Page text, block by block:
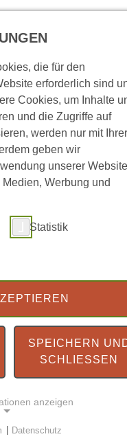
die für den
erforderlich sind
Cookies, um Inhalte
und die Zugriffe auf
werden nur mit Ihrer
geben wir
unserer
Werbung und
Statistik
SPEICHERN
SCHLIESSEN
anzeigen
Datenschutz